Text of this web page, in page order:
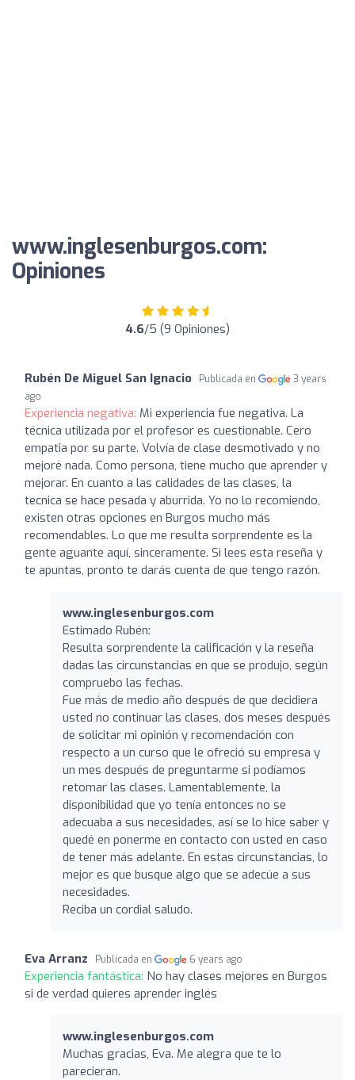
www.inglesenburgos.com:
Opiniones
4.6/5 (9 Opiniones)
Rubén De Miguel San Ignacio Publicada en
3 years
ago
Experiencia negativa: Mi experiencia fue negativa. La
técnica utilizada por el profesor es cuestionable. Cero
empatia por su parte. Volvía de clase desmotivado y no
mejoré nada. Como persona, tiene mucho que aprender y
mejorar. En cuanto a las calidades de las clases, la
tecnica se hace pesada y aburrida. Yo no lo recomiendo,
existen otras opciones en Burgos mucho más
recomendables. Lo que me resulta sorprendente es la
gente aguante aquí, sinceramente. Si lees esta reseña y
te apuntas, pronto te darás cuenta de que tengo razón.
www.inglesenburgos.com
Estimado Rubén:
Resulta sorprendente la calificación y la reseña
dadas las circunstancias en que se produjo, según
compruebo las fechas.
Fue más de medio año después de que decidiera
usted no continuar las clases, dos meses después
de solicitar mi opinión y recomendación con
respecto a un curso que le ofreció su empresa y
un mes después de preguntarme si podíamos
retomar las clases. Lamentablemente, la
disponibilidad que yo tenía entonces no se
adecuaba a sus necesidades, así se lo hice saber y
quedé en ponerme en contacto con usted en caso
de tener más adelante. En estas circunstancias, lo
mejor es que busque algo que se adecúe a sus
necesidades.
Reciba un cordial saludo.
Eva Arranz Publicada en 6 years ago
Experiencia fantástica: No hay clases mejores en Burgos
si de verdad quieres aprender inglés
www.inglesenburgos.com
Muchas gracias, Eva. Me alegra que te lo
parecieran.